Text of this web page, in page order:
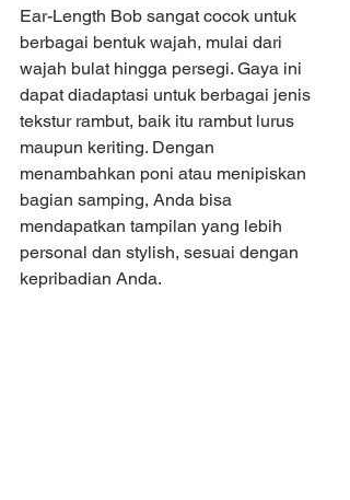
Ear-Length Bob sangat cocok untuk
berbagai bentuk wajah, mulai dari
wajah bulat hingga persegi. Gaya ini
dapat diadaptasi untuk berbagai jenis
tekstur rambut, baik itu rambut lurus
maupun keriting. Dengan
menambahkan poni atau menipiskan
bagian samping, Anda bisa
mendapatkan tampilan yang lebih
personal dan stylish, sesuai dengan
kepribadian Anda.